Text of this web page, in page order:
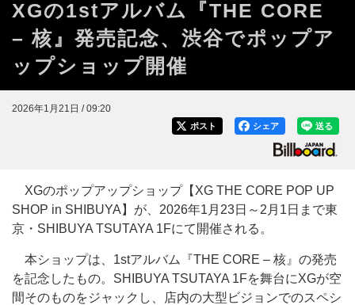
XGの1stアルバム『THE CORE
– 核』発売記念、渋谷でポップア
ップショップ開催
2026年1月21日 / 09:20
送る
シェア
ポスト
XGのポップアップショップ【XG THE CORE POP UP
SHOP in SHIBUYA】が、2026年1月23日～2月1日まで東
京・SHIBUYA TSUTAYA 1Fにて開催される。
本ショップは、1stアルバム『THE CORE – 核』の発売
を記念したもの。SHIBUYA TSUTAYA 1Fを舞台にXGが空
間そのものをジャックし、店内の大型ビジョンでのスペシ